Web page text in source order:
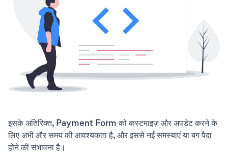
इसके अतिरिक्त, Payment Form को कस्टमाइज़ और अपडेट करने के
लिए अभी और समय की आवश्यकता है, और इससे नई समस्याएं या बग पैदा
होने की संभावना है।